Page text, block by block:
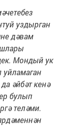
уздырган
дәвам
Мондый ук
әйбәт кенә
булып
теләми.